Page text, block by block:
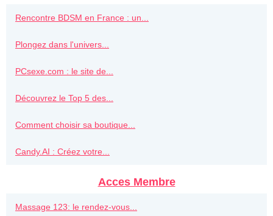
Rencontre BDSM en France : un...
Plongez dans l'univers...
PCsexe.com : le site de...
Découvrez le Top 5 des...
Comment choisir sa boutique...
Candy.AI : Créez votre...
Acces Membre
Massage 123: le rendez-vous...